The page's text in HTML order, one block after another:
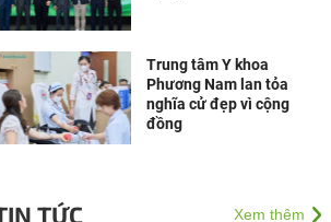
Trung tâm Y khoa
Phương Nam lan tỏa
nghĩa cử đẹp vì cộng
đồng
TỨC Xem thêm